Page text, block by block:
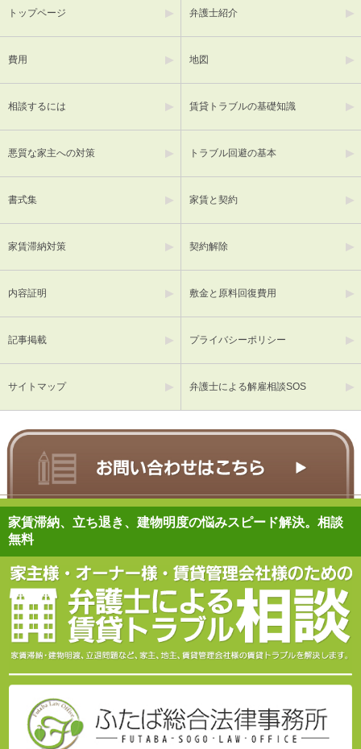
トップページ 弁護士紹介
費用 地図
相談するには 賃貸トラブルの基礎知識
悪質な家主への対策 トラブル回避の基本
書式集 家賃と契約
家賃滞納対策 契約解除
内容証明 敷金と原料回復費用
記事掲載 プライバシーポリシー
サイトマップ 弁護士による解雇相談SOS
家賃滞納、立ち退き、建物明度の悩みスピード解決。相談
無料